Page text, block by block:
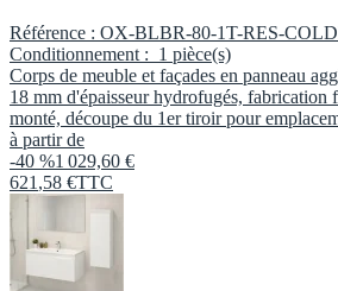
Référence : OX-BLBR-80-1T-RES-
Conditionnement : 1 pièce(s)
Corps de meuble et façades en panneau
18 mm d'épaisseur hydrofugés, fabrication
monté, découpe du 1er tiroir pour
à partir de
-40 %1 029,60 €
621 ,58 €TTC